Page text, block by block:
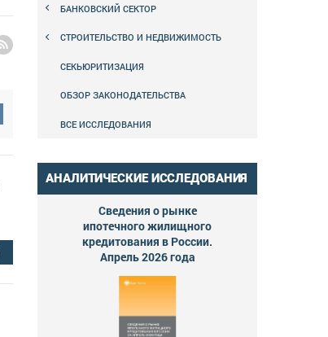
БАНКОВСКИЙ СЕКТОР
СТРОИТЕЛЬСТВО И НЕДВИЖИМОСТЬ
СЕКЬЮРИТИЗАЦИЯ
ОБЗОР ЗАКОНОДАТЕЛЬСТВА
ВСЕ ИССЛЕДОВАНИЯ
АНАЛИТИЧЕСКИЕ ИССЛЕДОВАНИЯ
Сведения о рынке
ипотечного жилищного
кредитования в России.
Апрель 2026 года